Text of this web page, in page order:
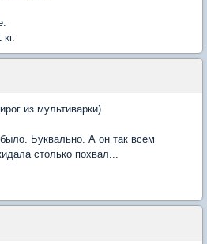
из мультиварки)
Буквально. А он так всем
столько похвал...